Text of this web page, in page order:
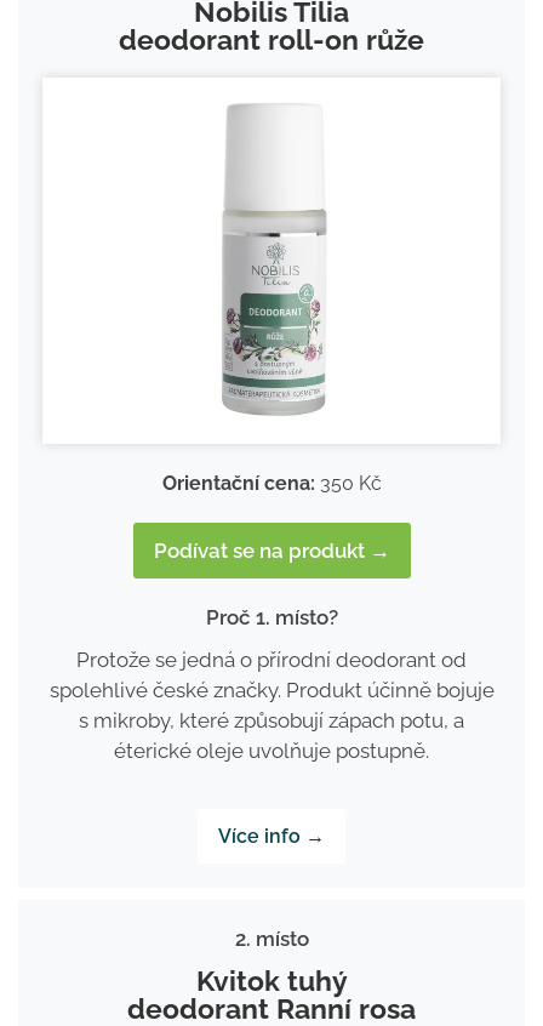
Nobilis Tilia
deodorant roll-on růže
Orientační cena: 350 Kč
Podívat se na produkt →
Proč 1. místo?
Protože se jedná o přírodní deodorant od
spolehlivé české značky. Produkt účinně bojuje
s mikroby, které způsobují zápach potu, a
éterické oleje uvolňuje postupně.
Více info →
2. místo
Kvitok tuhý
deodorant Ranní rosa